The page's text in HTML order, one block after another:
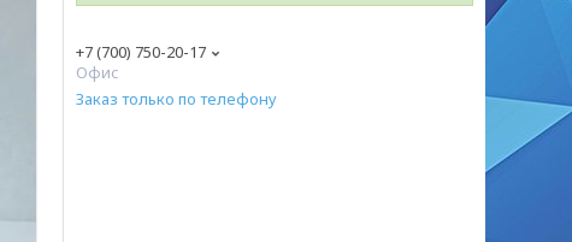
+7 (700) 750-20-17
Офис
Заказ только по телефону